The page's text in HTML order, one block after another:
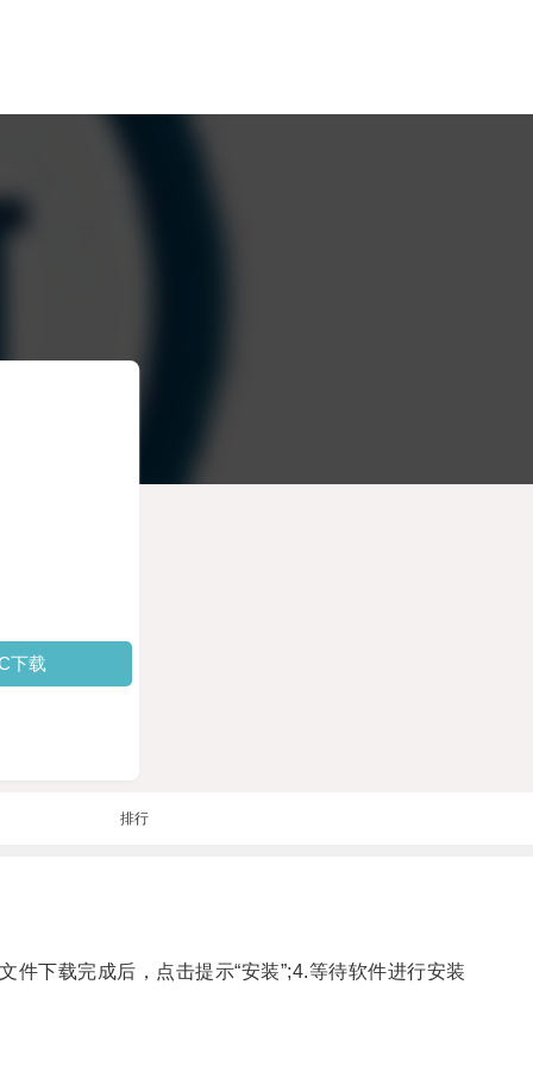
下载
排行
下载完成后，点击提示“安装”;4.等待软件进行安装